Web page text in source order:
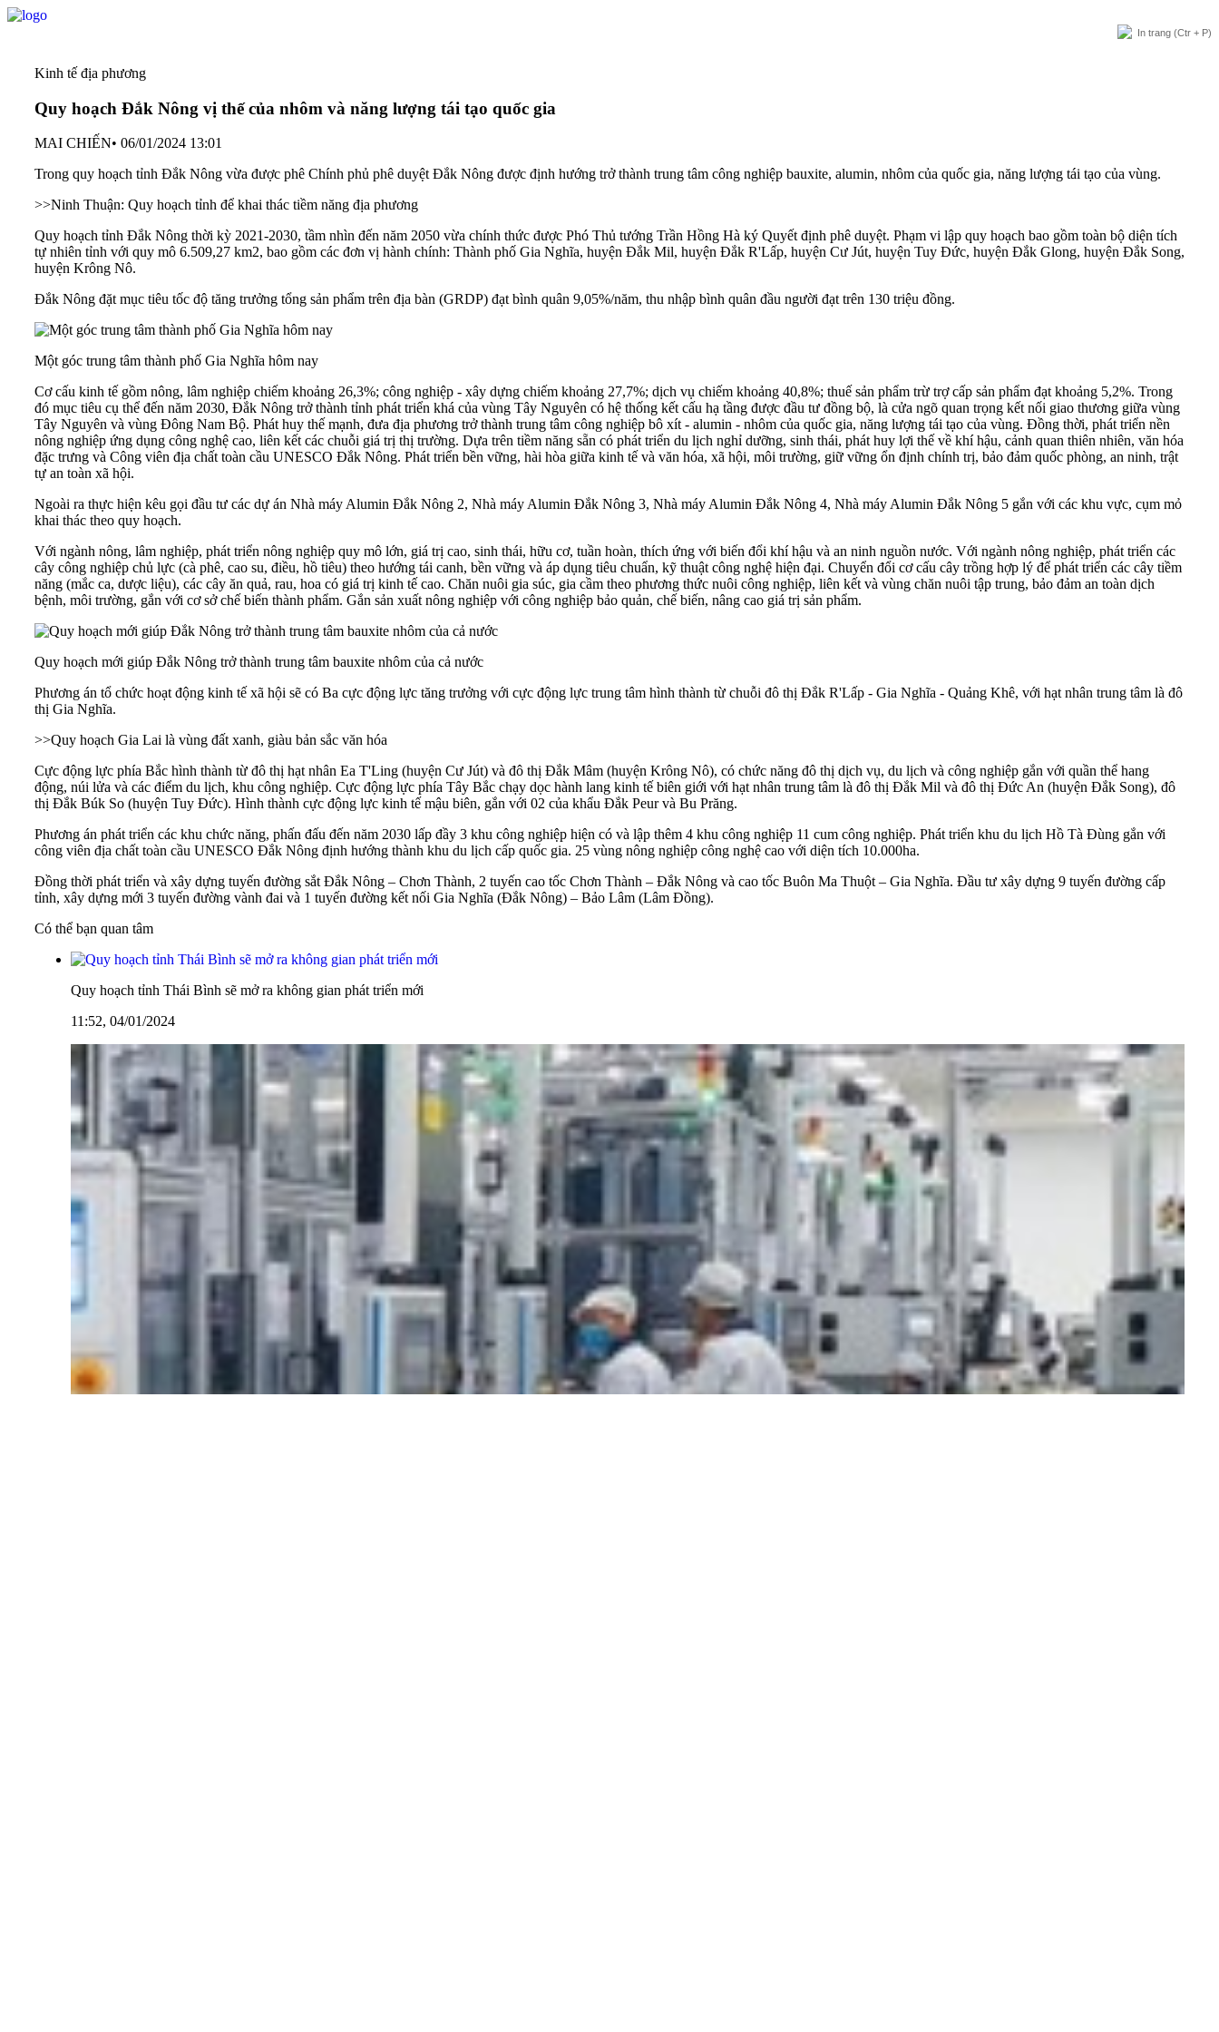
In trang (Ctr + P)
Kinh tế địa phương
Quy hoạch Đắk Nông vị thế của nhôm và năng lượng tái tạo quốc gia
MAI CHIẾN• 06/01/2024 13:01
Trong quy hoạch tỉnh Đắk Nông vừa được phê Chính phủ phê duyệt Đắk Nông được định hướng trở thành trung tâm công nghiệp bauxite, alumin, nhôm của quốc gia, năng lượng tái tạo của vùng.
>>Ninh Thuận: Quy hoạch tỉnh để khai thác tiềm năng địa phương
Quy hoạch tỉnh Đắk Nông thời kỳ 2021-2030, tầm nhìn đến năm 2050 vừa chính thức được Phó Thủ tướng Trần Hồng Hà ký Quyết định phê duyệt. Phạm vi lập quy hoạch bao gồm toàn bộ diện tích
tự nhiên tỉnh với quy mô 6.509,27 km2, bao gồm các đơn vị hành chính: Thành phố Gia Nghĩa, huyện Đắk Mil, huyện Đắk R'Lấp, huyện Cư Jút, huyện Tuy Đức, huyện Đắk Glong, huyện Đắk Song,
huyện Krông Nô.
Đắk Nông đặt mục tiêu tốc độ tăng trưởng tổng sản phẩm trên địa bàn (GRDP) đạt bình quân 9,05%/năm, thu nhập bình quân đầu người đạt trên 130 triệu đồng.
Một góc trung tâm thành phố Gia Nghĩa hôm nay
Cơ cấu kinh tế gồm nông, lâm nghiệp chiếm khoảng 26,3%; công nghiệp - xây dựng chiếm khoảng 27,7%; dịch vụ chiếm khoảng 40,8%; thuế sản phẩm trừ trợ cấp sản phẩm đạt khoảng 5,2%. Trong
đó mục tiêu cụ thể đến năm 2030, Đắk Nông trở thành tỉnh phát triển khá của vùng Tây Nguyên có hệ thống kết cấu hạ tầng được đầu tư đồng bộ, là cửa ngõ quan trọng kết nối giao thương giữa vùng
Tây Nguyên và vùng Đông Nam Bộ. Phát huy thế mạnh, đưa địa phương trở thành trung tâm công nghiệp bô xít - alumin - nhôm của quốc gia, năng lượng tái tạo của vùng. Đồng thời, phát triển nền
nông nghiệp ứng dụng công nghệ cao, liên kết các chuỗi giá trị thị trường. Dựa trên tiềm năng sẵn có phát triển du lịch nghỉ dưỡng, sinh thái, phát huy lợi thế về khí hậu, cảnh quan thiên nhiên, văn hóa
đặc trưng và Công viên địa chất toàn cầu UNESCO Đắk Nông. Phát triển bền vững, hài hòa giữa kinh tế và văn hóa, xã hội, môi trường, giữ vững ổn định chính trị, bảo đảm quốc phòng, an ninh, trật
tự an toàn xã hội.
Ngoài ra thực hiện kêu gọi đầu tư các dự án Nhà máy Alumin Đắk Nông 2, Nhà máy Alumin Đắk Nông 3, Nhà máy Alumin Đắk Nông 4, Nhà máy Alumin Đắk Nông 5 gắn với các khu vực, cụm mỏ
khai thác theo quy hoạch.
Với ngành nông, lâm nghiệp, phát triển nông nghiệp quy mô lớn, giá trị cao, sinh thái, hữu cơ, tuần hoàn, thích ứng với biến đổi khí hậu và an ninh nguồn nước. Với ngành nông nghiệp, phát triển các
cây công nghiệp chủ lực (cà phê, cao su, điều, hồ tiêu) theo hướng tái canh, bền vững và áp dụng tiêu chuẩn, kỹ thuật công nghệ hiện đại. Chuyển đổi cơ cấu cây trồng hợp lý để phát triển các cây tiềm
năng (mắc ca, dược liệu), các cây ăn quả, rau, hoa có giá trị kinh tế cao. Chăn nuôi gia súc, gia cầm theo phương thức nuôi công nghiệp, liên kết và vùng chăn nuôi tập trung, bảo đảm an toàn dịch
bệnh, môi trường, gắn với cơ sở chế biến thành phẩm. Gắn sản xuất nông nghiệp với công nghiệp bảo quản, chế biến, nâng cao giá trị sản phẩm.
Quy hoạch mới giúp Đắk Nông trở thành trung tâm bauxite nhôm của cả nước
Phương án tổ chức hoạt động kinh tế xã hội sẽ có Ba cực động lực tăng trưởng với cực động lực trung tâm hình thành từ chuỗi đô thị Đắk R'Lấp - Gia Nghĩa - Quảng Khê, với hạt nhân trung tâm là đô
thị Gia Nghĩa.
>>Quy hoạch Gia Lai là vùng đất xanh, giàu bản sắc văn hóa
Cực động lực phía Bắc hình thành từ đô thị hạt nhân Ea T'Ling (huyện Cư Jút) và đô thị Đắk Mâm (huyện Krông Nô), có chức năng đô thị dịch vụ, du lịch và công nghiệp gắn với quần thể hang
động, núi lửa và các điểm du lịch, khu công nghiệp. Cực động lực phía Tây Bắc chạy dọc hành lang kinh tế biên giới với hạt nhân trung tâm là đô thị Đắk Mil và đô thị Đức An (huyện Đắk Song), đô
thị Đắk Búk So (huyện Tuy Đức). Hình thành cực động lực kinh tế mậu biên, gắn với 02 của khẩu Đắk Peur và Bu Prăng.
Phương án phát triển các khu chức năng, phấn đấu đến năm 2030 lấp đầy 3 khu công nghiệp hiện có và lập thêm 4 khu công nghiệp 11 cum công nghiệp. Phát triển khu du lịch Hồ Tà Đùng gắn với
công viên địa chất toàn cầu UNESCO Đắk Nông định hướng thành khu du lịch cấp quốc gia. 25 vùng nông nghiệp công nghệ cao với diện tích 10.000ha.
Đồng thời phát triển và xây dựng tuyến đường sắt Đắk Nông – Chơn Thành, 2 tuyến cao tốc Chơn Thành – Đắk Nông và cao tốc Buôn Ma Thuột – Gia Nghĩa. Đầu tư xây dựng 9 tuyến đường cấp
tỉnh, xây dựng mới 3 tuyến đường vành đai và 1 tuyến đường kết nối Gia Nghĩa (Đắk Nông) – Bảo Lâm (Lâm Đồng).
Có thể bạn quan tâm
Quy hoạch tỉnh Thái Bình sẽ mở ra không gian phát triển mới
11:52, 04/01/2024